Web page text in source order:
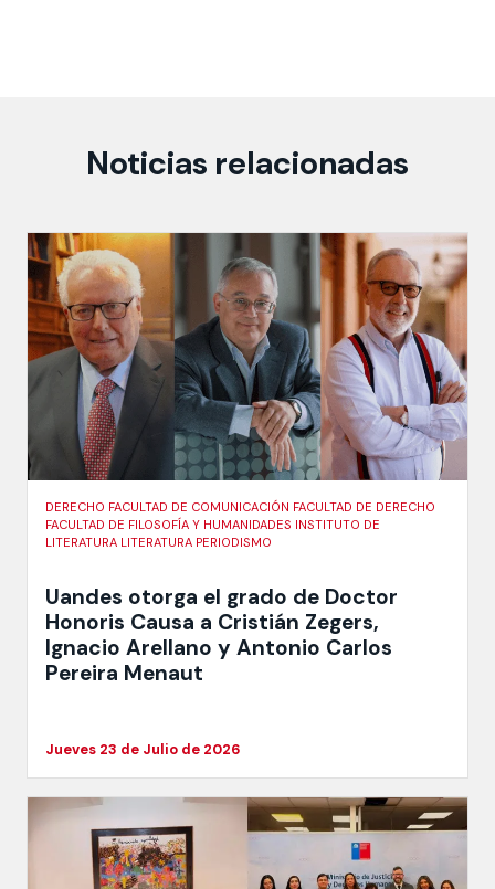
Noticias relacionadas
DERECHO FACULTAD DE COMUNICACIÓN FACULTAD DE DERECHO
FACULTAD DE FILOSOFÍA Y HUMANIDADES INSTITUTO DE
LITERATURA LITERATURA PERIODISMO
Uandes otorga el grado de Doctor
Honoris Causa a Cristián Zegers,
Ignacio Arellano y Antonio Carlos
Pereira Menaut
Jueves 23 de Julio de 2026